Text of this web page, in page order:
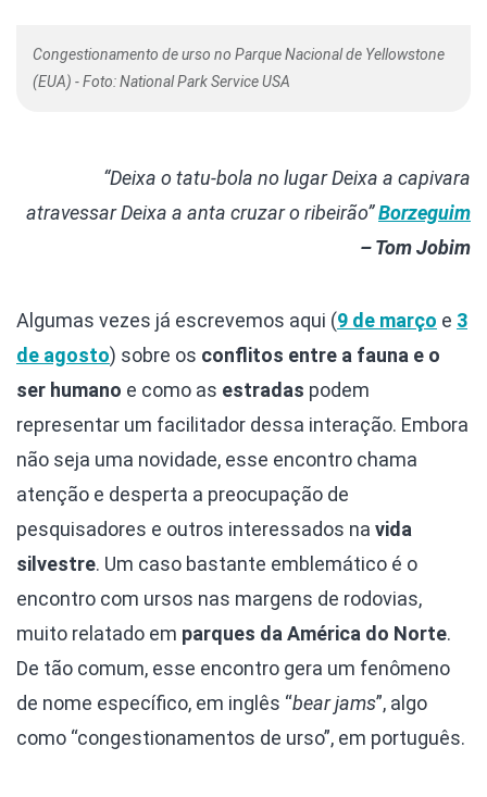
Congestionamento de urso no Parque Nacional de Yellowstone
(EUA) - Foto: National Park Service USA
“Deixa o tatu-bola no lugarDeixa a capivara
atravessarDeixa a anta cruzar o ribeirão”Borzeguim
– Tom Jobim
Algumas vezes já escrevemos aqui (9 de março e 3
de agosto) sobre os conflitos entre a fauna e o
ser humano e como as estradas podem
representar um facilitador dessa interação. Embora
não seja uma novidade, esse encontro chama
atenção e desperta a preocupação de
pesquisadores e outros interessados na vida
silvestre. Um caso bastante emblemático é o
encontro com ursos nas margens de rodovias,
muito relatado em parques da América do Norte.
De tão comum, esse encontro gera um fenômeno
de nome específico, em inglês “bear jams”, algo
como “congestionamentos de urso”, em português.